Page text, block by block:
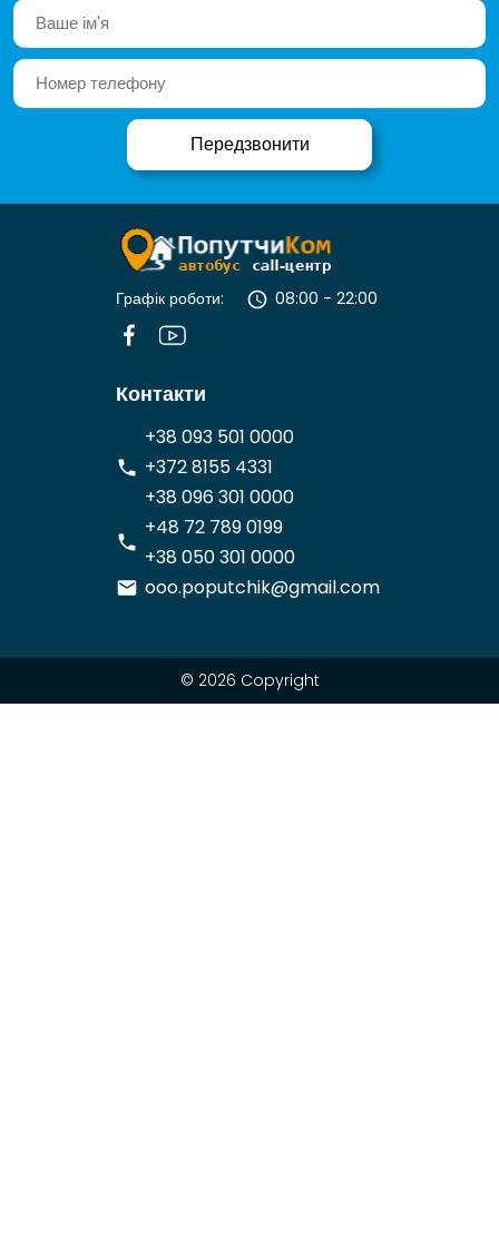
Графік роботи: 08:00 - 22:00
Контакти
+38 093 501 0000
+372 8155 4331
+38 096 301 0000
+48 72 789 0199
+38 050 301 0000
ooo.poputchik@gmail.com
© 2026 Copyright